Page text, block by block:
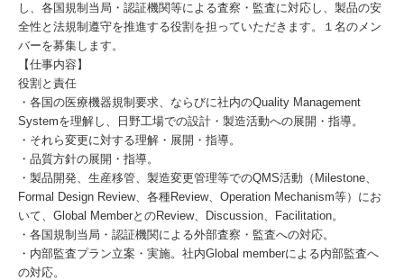
し、各国規制当局・認証機関等による査察・監査に対応し、製品の安
全性と法規制遵守を推進する役割を担っていただきます。１名のメン
バーを募集します。
【仕事内容】
役割と責任
・各国の医療機器規制要求、ならびに社内のQuality Management
Systemを理解し、日野工場での設計・製造活動への展開・指導。
・それら変更に対する理解・展開・指導。
・品質方針の展開・指導。
・製品開発、生産移管、製造変更管理等でのQMS活動（Milestone、
Formal Design Review、各種Review、Operation Mechanism等）にお
いて、Global MemberとのReview、Discussion、Facilitation。
・各国規制当局・認証機関による外部査察・監査への対応。
・内部監査プラン立案・実施。社内Global memberによる内部監査へ
の対応。